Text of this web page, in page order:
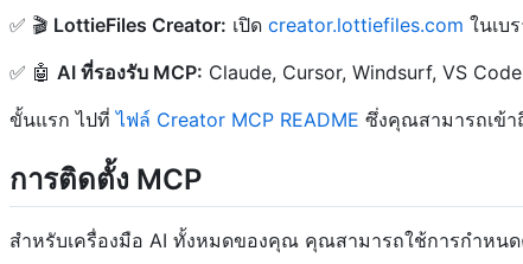
✅ 🎬 LottieFiles Creator: เปิด creator.lottiefiles.com ในเบ
✅ 🤖 AI ที่รองรับ MCP: Claude, Cursor, Windsurf, VS
ขั้นแรก ไปที่ไฟล์ Creator MCP README ซึ่งคุณสามารถเข้า
การติดตั้ง MCP
สำหรับเครื่องมือ AI ทั้งหมดของคุณ คุณสามารถใช้การกำหน